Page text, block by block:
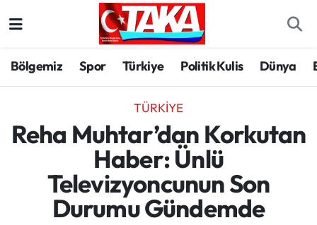
Bölgemiz Spor Türkiye Politik Kulis Dünya
TÜRKIYE
Reha Muhtar’dan Korkutan
Haber: Ünlü
Televizyoncunun Son
Durumu Gündemde
Spor
Türkiye
Kültür/Sanat
Politika
Trabzon Hava Durumu
Trabzon Trafik Yoğunluk Haritası
Süper Lig Puan Durumu ve Fikstür
Tüm Manşetler